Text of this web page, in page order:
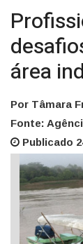
área
Por Tâmara
Fonte:
Publicado